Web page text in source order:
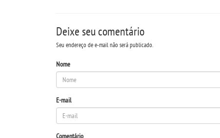
Deixe seu comentário
Seu endereço de e-mail não será publicado.
Nome
E-mail
Comentário